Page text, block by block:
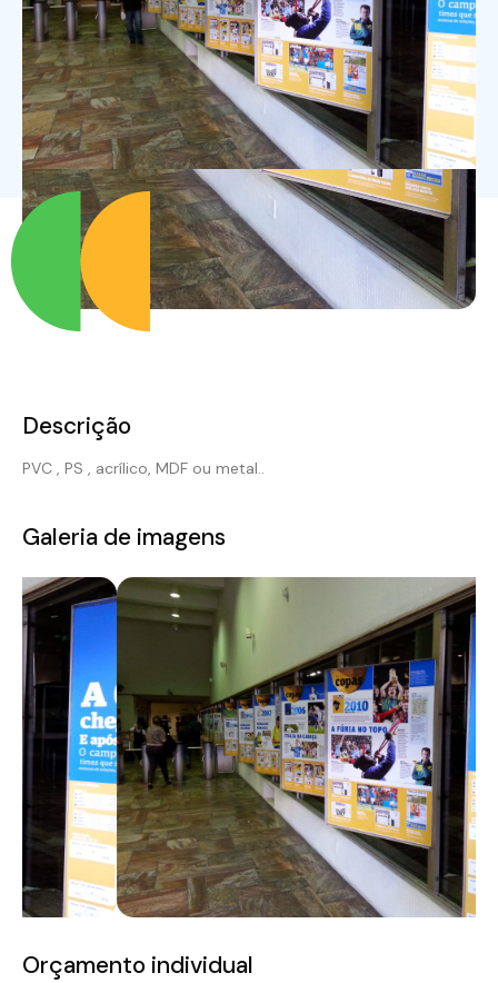
Descrição
PVC , PS , acrílico, MDF ou metal..
Galeria de imagens
Orçamento individual